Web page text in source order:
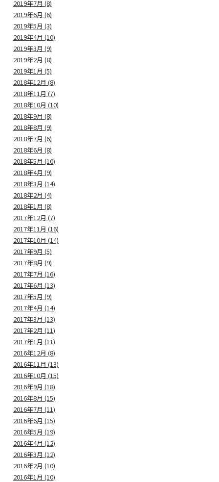
2019年7月 (8)
2019年6月 (6)
2019年5月 (3)
2019年4月 (10)
2019年3月 (9)
2019年2月 (8)
2019年1月 (5)
2018年12月 (8)
2018年11月 (7)
2018年10月 (10)
2018年9月 (8)
2018年8月 (9)
2018年7月 (6)
2018年6月 (8)
2018年5月 (10)
2018年4月 (9)
2018年3月 (14)
2018年2月 (4)
2018年1月 (8)
2017年12月 (7)
2017年11月 (16)
2017年10月 (14)
2017年9月 (5)
2017年8月 (9)
2017年7月 (16)
2017年6月 (13)
2017年5月 (9)
2017年4月 (14)
2017年3月 (13)
2017年2月 (11)
2017年1月 (11)
2016年12月 (8)
2016年11月 (13)
2016年10月 (15)
2016年9月 (18)
2016年8月 (15)
2016年7月 (11)
2016年6月 (15)
2016年5月 (19)
2016年4月 (12)
2016年3月 (12)
2016年2月 (10)
2016年1月 (10)